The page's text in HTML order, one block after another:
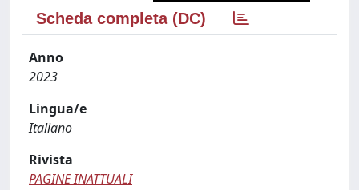
Scheda completa (DC)
Anno
2023
Lingua/e
Italiano
Rivista
PAGINE INATTUALI